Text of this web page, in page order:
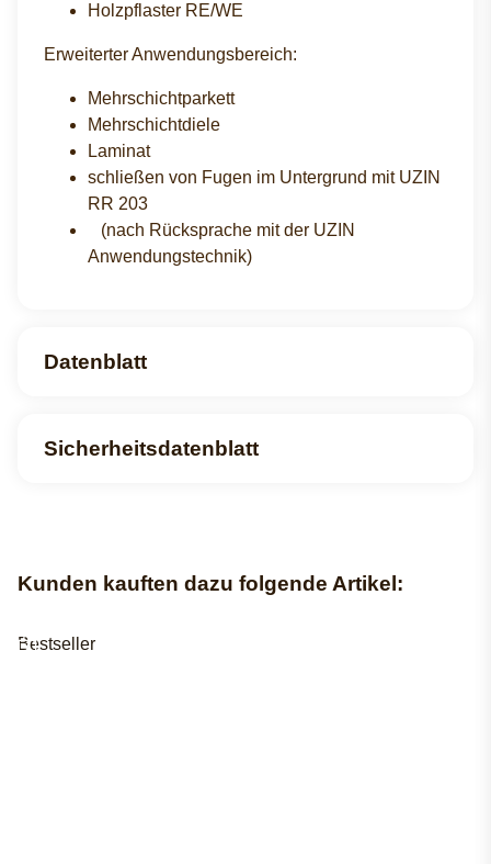
Holzpflaster RE/WE
Erweiterter Anwendungsbereich:
Mehrschichtparkett
Mehrschichtdiele
Laminat
schließen von Fugen im Untergrund mit UZIN
RR 203
(nach Rücksprache mit der UZIN
Anwendungstechnik)
Datenblatt
Sicherheitsdatenblatt
Kunden kauften dazu folgende Artikel:
Bestseller